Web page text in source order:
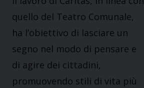
quello del Teatro Comunale,
ha l’obiettivo di lasciare un
segno nel modo di pensare e
di agire dei cittadini,
promuovendo stili di vita più